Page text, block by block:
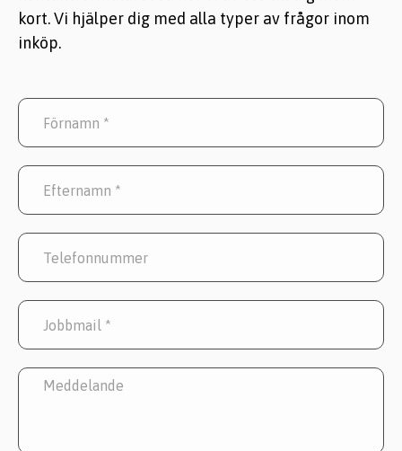
kort. Vi hjälper dig med alla typer av frågor inom
inköp.